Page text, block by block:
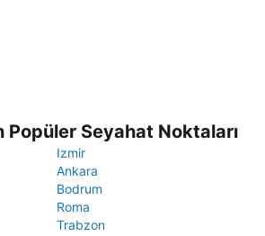
Popüler Seyahat Noktaları
Izmir
Ankara
Bodrum
Roma
Trabzon